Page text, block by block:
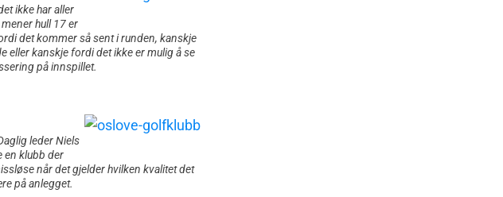
ikke har aller
hull 17 er
det kommer så sent i runden, kanskje
eller kanskje fordi det ikke er mulig å se
på innspillet.
leder Niels
en klubb der
når det gjelder hvilken kvalitet det
på anlegget.